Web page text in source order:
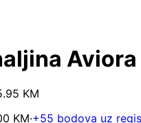
KM
KM·+55 bodova uz